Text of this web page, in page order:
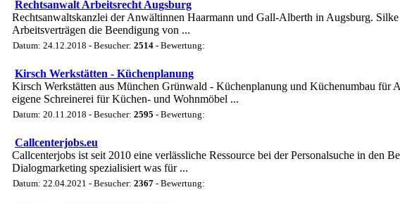
Rechtsanwalt Arbeitsrecht Augsburg
Rechtsanwaltskanzlei der Anwältinnen Haarmann und Gall-Alberth in Augsburg.
Arbeitsverträgen die Beendigung von ...
Datum: 24.12.2018 - Besucher: 2514 - Bewertung:
Kirsch Werkstätten - Küchenplanung
Kirsch Werkstätten aus München Grünwald - Küchenplanung und Küchenumbau für
eigene Schreinerei für Küchen- und Wohnmöbel ...
Datum: 20.11.2018 - Besucher: 2595 - Bewertung:
Callcenterjobs.eu
Callcenterjobs ist seit 2010 eine verlässliche Ressource bei der Personalsuche in den
Dialogmarketing spezialisiert was für ...
Datum: 22.04.2021 - Besucher: 2367 - Bewertung: